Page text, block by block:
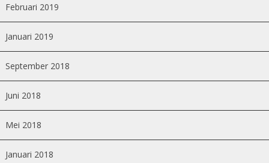
Februari 2019
Januari 2019
September 2018
Juni 2018
Mei 2018
Januari 2018